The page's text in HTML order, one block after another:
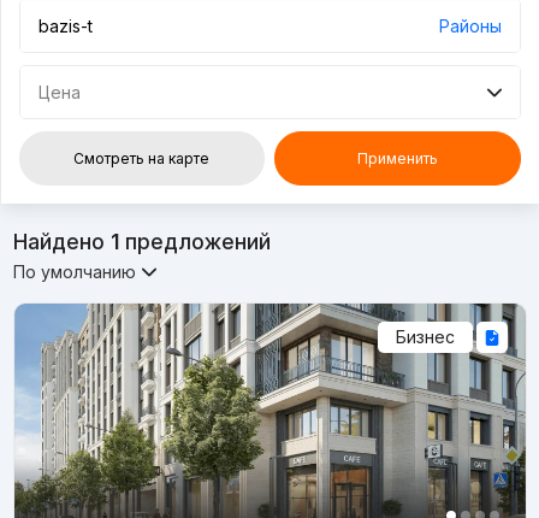
Районы
Цена
Смотреть на карте Применить
Найдено 1предложений
По умолчанию
Бизнес